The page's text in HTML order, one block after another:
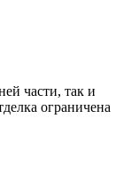
части, так и
ограничена